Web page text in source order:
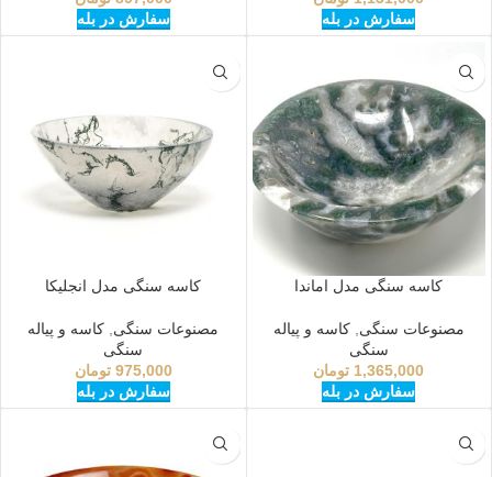
سفارش در بله
سفارش در بله
کاسه سنگی مدل اماندا
مصنوعات سنگی ,کاسه و پیاله
سنگی
1,365,000 تومان
سفارش در بله
کاسه سنگی مدل انجلیکا
مصنوعات سنگی کاسه و پیاله
سنگی
975,000 تومان
سفارش در بله